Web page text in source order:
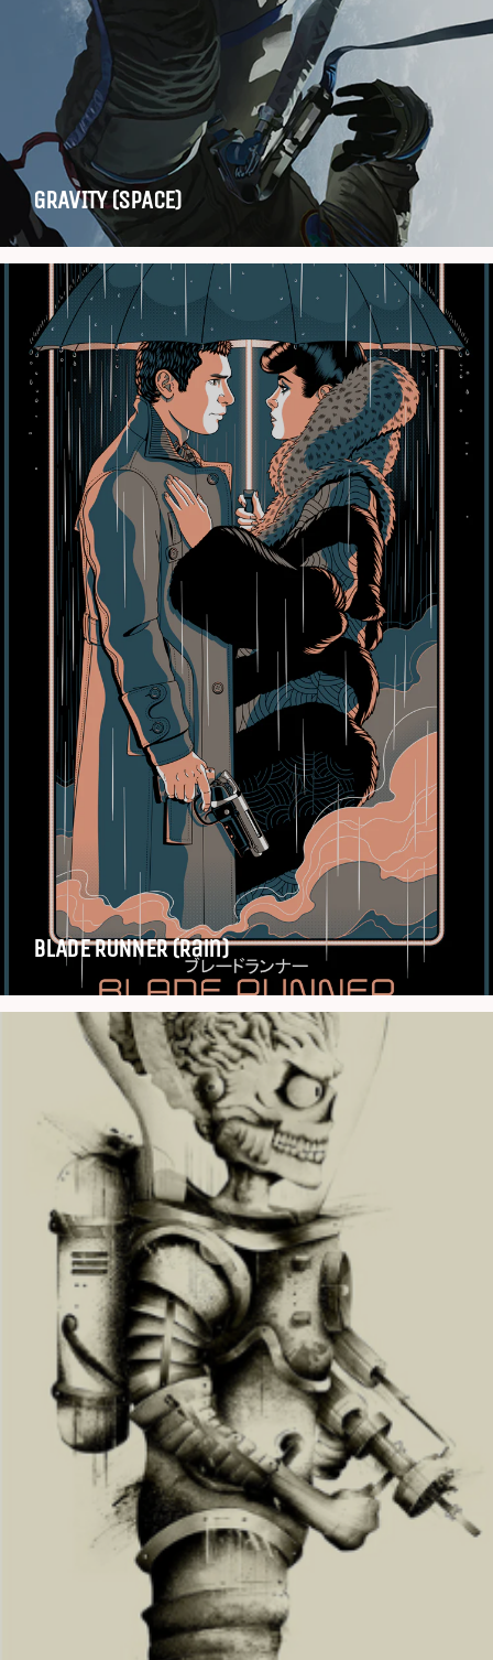
GRAVITY (SPACE)
BLADE RUNNER (Rain)